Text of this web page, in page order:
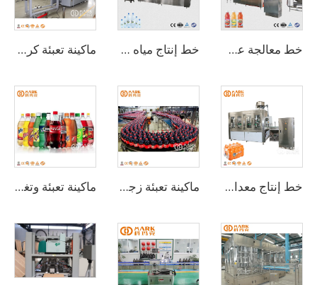
خط معالجة عصير الصبار بسعة 6000-8000 زجاجة في الساعة خط إنتاج مياه معدنية أوتوماتيكي 3 في 1 بسعة 15000 زجاجة بالساعة لزجاجات 500 مل (CGF32-32-8) ماكينة تعبئة كرتون أوتوماتيكية عالية الجودة للزجاجات والمشروبات
خط إنتاج معدات التعبئة الساخنة لعصير الفواكه والتفاح في الزجاجات ماكينة تعبئة زجاجات البولي إيثيلين تيرفثالات (PET) للمشروبات الغازية والمياه الفوارة بسعة 12000 زجاجة في الساعة ماكينة تعبئة وتغليف المشروبات الغازية الفوارة بسعة 10000 زجاجة في الساعة